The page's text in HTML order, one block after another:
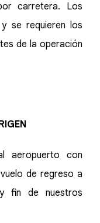
carretera. Los
se requieren los
de la operación
aeropuerto con
de regreso a
fin de nuestros